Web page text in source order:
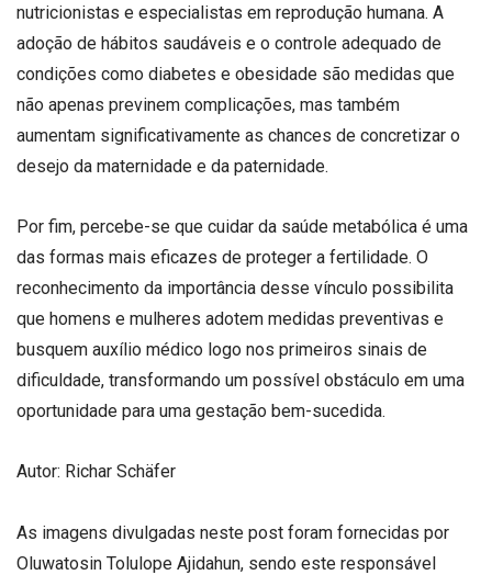
nutricionistas e especialistas em reprodução humana. A
adoção de hábitos saudáveis e o controle adequado de
condições como diabetes e obesidade são medidas que
não apenas previnem complicações, mas também
aumentam significativamente as chances de concretizar o
desejo da maternidade e da paternidade.
Por fim, percebe-se que cuidar da saúde metabólica é uma
das formas mais eficazes de proteger a fertilidade. O
reconhecimento da importância desse vínculo possibilita
que homens e mulheres adotem medidas preventivas e
busquem auxílio médico logo nos primeiros sinais de
dificuldade, transformando um possível obstáculo em uma
oportunidade para uma gestação bem-sucedida.
Autor: Richar Schäfer
As imagens divulgadas neste post foram fornecidas por
Oluwatosin Tolulope Ajidahun, sendo este responsável